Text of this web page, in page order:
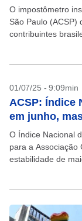
O impostômetro
São Paulo (ACSP)
contribuintes
01/07/25 - 9:09min
ACSP: Índice
em junho,
O Índice Nacional
para a Associação
estabilidade de